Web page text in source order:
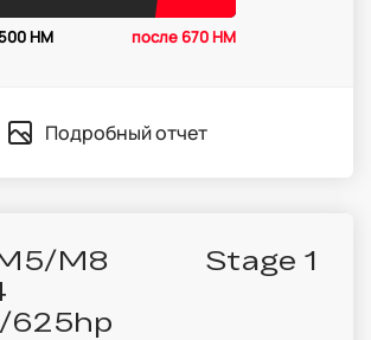
НМ после 670 НМ
Подробный отчет
M8
625hp
Stage 1